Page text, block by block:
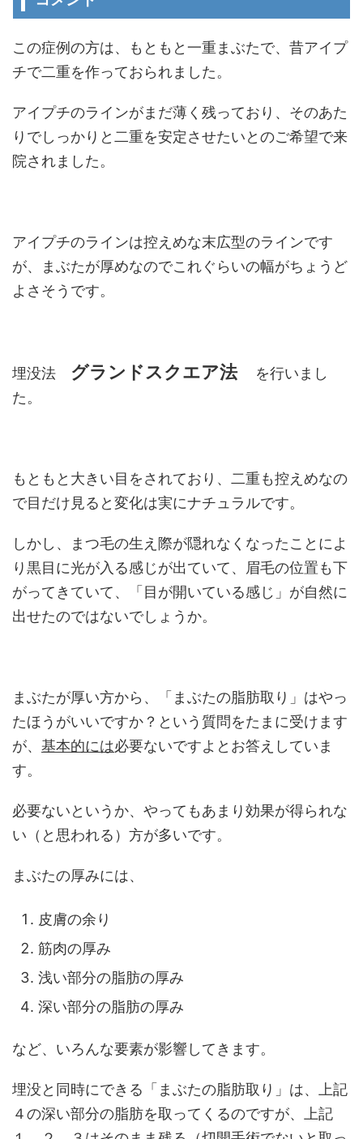
この症例の方は、もともと一重まぶたで、昔アイプ
チで二重を作っておられました。
アイプチのラインがまだ薄く残っており、そのあた
りでしっかりと二重を安定させたいとのご希望で来
院されました。
アイプチのラインは控えめな末広型のラインです
が、まぶたが厚めなのでこれぐらいの幅がちょうど
よさそうです。
埋没法 グランドスクエア法
を行いまし
た。
もともと大きい目をされており、二重も控えめなの
で目だけ見ると変化は実にナチュラルです。
しかし、まつ毛の生え際が隠れなくなったことによ
り黒目に光が入る感じが出ていて、眉毛の位置も下
がってきていて、「目が開いている感じ」が自然に
出せたのではないでしょうか。
まぶたが厚い方から、「まぶたの脂肪取り」はやっ
たほうがいいですか？という質問をたまに受けます
が、 基本的には必要ないですよとお答えしていま
す。
必要ないというか、やってもあまり効果が得られな
い（と思われる）方が多いです。
まぶたの厚みには、
皮膚の余り
筋肉の厚み
浅い部分の脂肪の厚み
深い部分の脂肪の厚み
など、いろんな要素が影響してきます。
埋没と同時にできる「まぶたの脂肪取り」は、上記
４の深い部分の脂肪を取ってくるのですが、上記